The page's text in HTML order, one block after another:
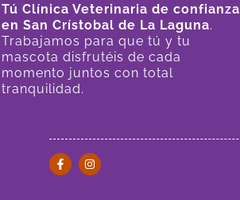
Tú Clínica Veterinaria de confianza
en San Crístobal de La Laguna.
Trabajamos para que tú y tu
mascota disfrutéis de cada
momento juntos con total
tranquilidad.